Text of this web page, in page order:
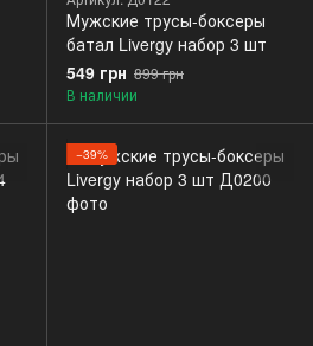
Мужские трусы-боксеры
батал Livergy набор 3 шт
549 грн 899 грн
В наличии
−39%